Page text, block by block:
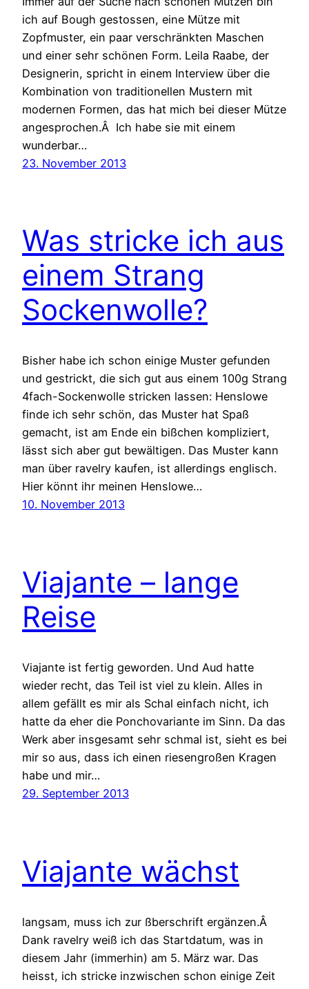
ich auf Bough gestossen, eine Mütze mit
Zopfmuster, ein paar verschränkten Maschen
und einer sehr schönen Form. Leila Raabe, der
Designerin, spricht in einem Interview über die
Kombination von traditionellen Mustern mit
modernen Formen, das hat mich bei dieser Mütze
angesprochen.Â Ich habe sie mit einem
wunderbar…
23. November 2013
Was stricke ich aus
einem Strang
Sockenwolle?
Bisher habe ich schon einige Muster gefunden
und gestrickt, die sich gut aus einem 100g Strang
4fach-Sockenwolle stricken lassen: Henslowe
finde ich sehr schön, das Muster hat Spaß
gemacht, ist am Ende ein bißchen kompliziert,
lässt sich aber gut bewältigen. Das Muster kann
man über ravelry kaufen, ist allerdings englisch.
Hier könnt ihr meinen Henslowe…
10. November 2013
Viajante – lange
Reise
Viajante ist fertig geworden. Und Aud hatte
wieder recht, das Teil ist viel zu klein. Alles in
allem gefällt es mir als Schal einfach nicht, ich
hatte da eher die Ponchovariante im Sinn. Da das
Werk aber insgesamt sehr schmal ist, sieht es bei
mir so aus, dass ich einen riesengroßen Kragen
habe und mir…
29. September 2013
Viajante wächst
langsam, muss ich zur ßberschrift ergänzen.Â
Dank ravelry weiß ich das Startdatum, was in
diesem Jahr (immerhin) am 5. März war. Das
heisst, ich stricke inzwischen schon einige Zeit